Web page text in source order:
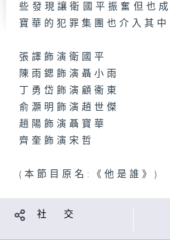
些發現讓衛國平振奮但也
寶華的犯罪集團也介入其
張譯飾演衛國平
陳雨鍶飾演聶小雨
丁勇岱飾演顧衞東
俞灝明飾演趙世傑
趙陽飾演聶寶華
齊奎飾演宋哲
(本節目原名:《他是誰》)
社 交